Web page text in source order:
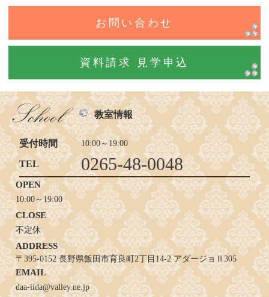
お問い合わせ
資料請求 見学申込
教室情報
受付時間 10:00～19:00
TEL 0265-48-0048
OPEN
10:00～19:00
CLOSE
不定休
ADDRESS
〒395-0152 長野県飯田市育良町2丁目14-2 アダージョⅡ305
EMAIL
daa-iida@valley.ne.jp